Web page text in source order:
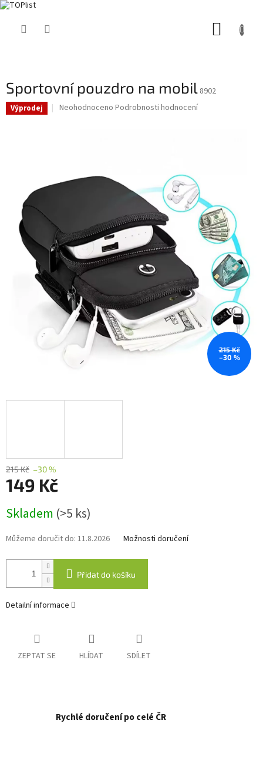
Sportovní pouzdro na mobil 8902
Výprodej
Průměrné
hvězdiček.
Neohodnoceno Podrobnosti hodnocení
215 Kč
–30 %
215 Kč –30 %
149 Kč
cena:
Skladem (>5 ks)
Můžeme doručit do: 11.8.2026 Možnosti doručení
Přidat do košíku
Detailní informace
ZEPTAT SE HLÍDAT SDÍLET
Rychlé doručení po celé ČR